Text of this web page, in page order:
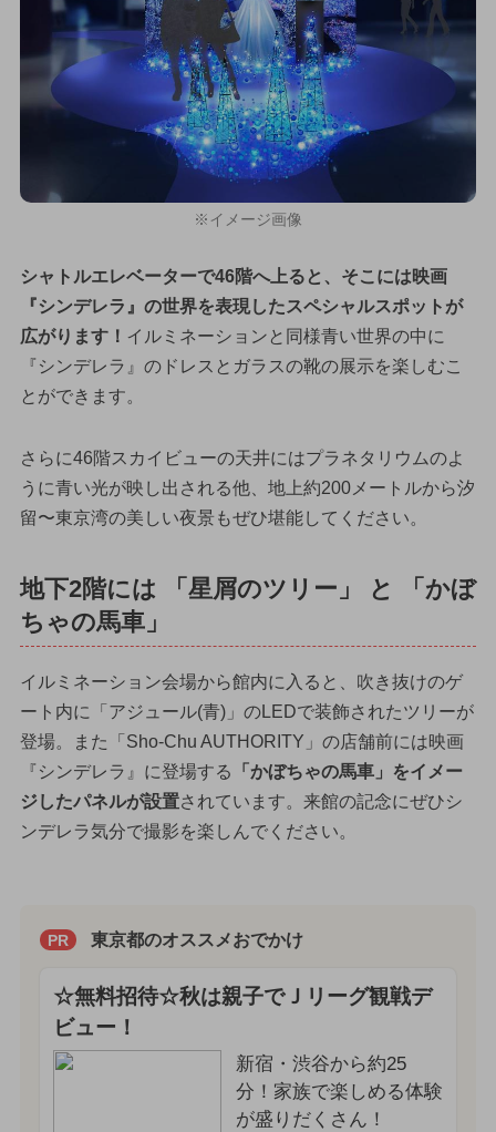
※イメージ画像
シャトルエレベーターで46階へ上ると、そこには映画
『シンデレラ』の世界を表現したスペシャルスポットが
広がります！ イルミネーションと同様青い世界の中に
『シンデレラ』のドレスとガラスの靴の展示を楽しむこ
とができます。
さらに46階スカイビューの天井にはプラネタリウムのよ
うに青い光が映し出される他、地上約200メートルから汐
留〜東京湾の美しい夜景もぜひ堪能してください。
地下2階には 「星屑のツリー」 と 「かぼ
ちゃの馬車」
イルミネーション会場から館内に入ると、吹き抜けのゲ
ート内に「アジュール(青)」のLEDで装飾されたツリーが
登場。また「Sho-Chu AUTHORITY」の店舗前には映画
『シンデレラ』に登場する
「かぼちゃの馬車」をイメー
ジしたパネルが設置されています。来館の記念にぜひシ
ンデレラ気分で撮影を楽しんでください。
PR 東京都のオススメおでかけ
☆無料招待☆秋は親子でＪリーグ観戦デ
ビュー！
新宿・渋谷から約25
分！家族で楽しめる体験
が盛りだくさん！